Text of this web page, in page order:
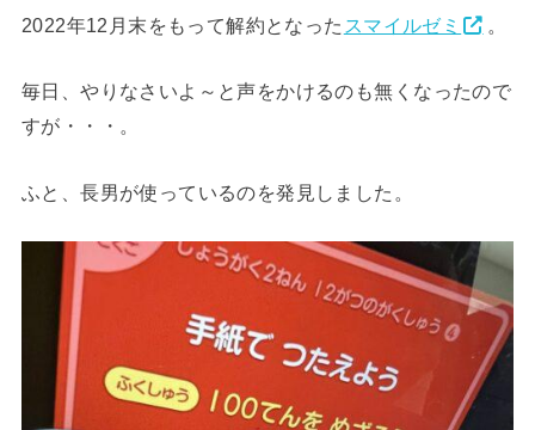
2022年12月末をもって解約となった スマイルゼミ 。
毎日、やりなさいよ～と声をかけるのも無くなったので
すが・・・。
ふと、長男が使っているのを発見しました。